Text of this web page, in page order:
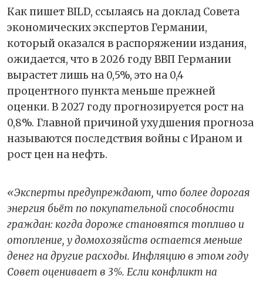
Как пишет BILD, ссылаясь на доклад Совета
экономических экспертов Германии,
который оказался в распоряжении издания,
ожидается, что в 2026 году ВВП Германии
вырастет лишь на 0,5%, это на 0,4
процентного пункта меньше прежней
оценки. В 2027 году прогнозируется рост на
0,8%. Главной причиной ухудшения прогноза
называются последствия войны с Ираном и
рост цен на нефть.
«Эксперты предупреждают, что более дорогая
энергия бьёт по покупательной способности
граждан: когда дороже становятся топливо и
отопление, у домохозяйств остается меньше
денег на другие расходы. Инфляцию в этом году
Совет оценивает в 3%. Если конфликт на